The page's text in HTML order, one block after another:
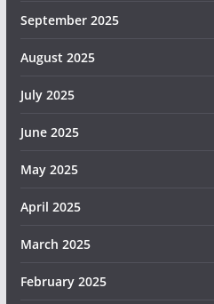
September 2025
August 2025
July 2025
June 2025
May 2025
April 2025
March 2025
February 2025